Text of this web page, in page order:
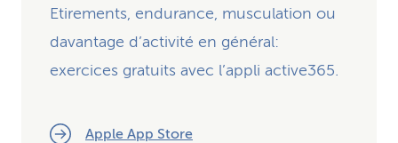
Etirements, endurance, musculation ou
davantage d’activité en général:
exercices gratuits avec l’appli active365.
Apple App Store